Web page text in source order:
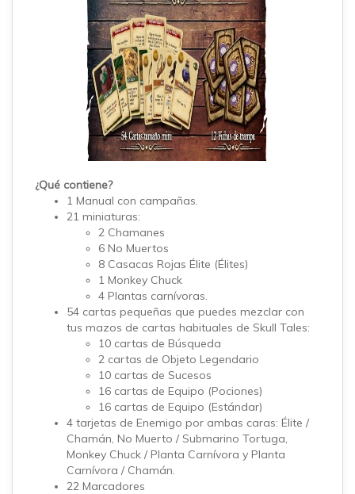
¿Qué contiene?
1 Manual con campañas.
21 miniaturas:
2 Chamanes
6 No Muertos
8 Casacas Rojas Élite (Élites)
1 Monkey Chuck
4 Plantas carnívoras.
54 cartas pequeñas que puedes mezclar con
tus mazos de cartas habituales de Skull Tales:
10 cartas de Búsqueda
2 cartas de Objeto Legendario
10 cartas de Sucesos
16 cartas de Equipo (Pociones)
16 cartas de Equipo (Estándar)
4 tarjetas de Enemigo por ambas caras: Élite /
Chamán, No Muerto / Submarino Tortuga,
Monkey Chuck / Planta Carnívora y Planta
Carnívora / Chamán.
22 Marcadores